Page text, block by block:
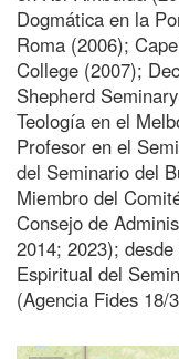
Dogmática en la
Roma (2006);
College (2007);
Shepherd
Teología en el
Profesor en el
del Seminario del
Miembro del
Consejo de
2014; 2023);
Espiritual del
(Agencia Fides 18/